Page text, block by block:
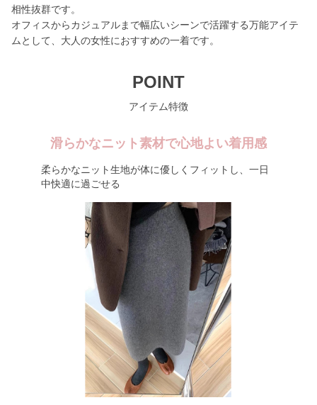
相性抜群です。
オフィスからカジュアルまで幅広いシーンで活躍する万能アイテ
ムとして、大人の女性におすすめの一着です。
POINT
アイテム特徴
滑らかなニット素材で心地よい着用感
柔らかなニット生地が体に優しくフィットし、一日
中快適に過ごせる